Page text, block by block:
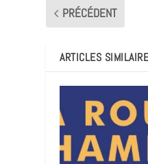
PRÉCÉDENT
ARTICLES